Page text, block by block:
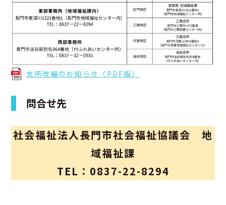
支所改編のお知らせ（PDF版）
問合せ先
社会福祉法人長門市社会福祉協議会 地
域福祉課
TEL：0837-22-8294